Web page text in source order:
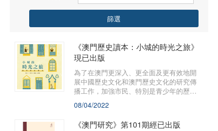
篩選
《澳門歷史讀本：小城的時光之旅》
現已出版
為了在澳門更深入、更全面及更有效地開
展中國歷史文化和澳門歷史文化的研究傳
播工作，加強市民、特別是青少年的歷史
文化教育，澳門基金會與澳門歷史教育學
會聯合出版《澳門歷史讀本：小城的時光
08/04/2022
《澳門研究》第101期經已出版